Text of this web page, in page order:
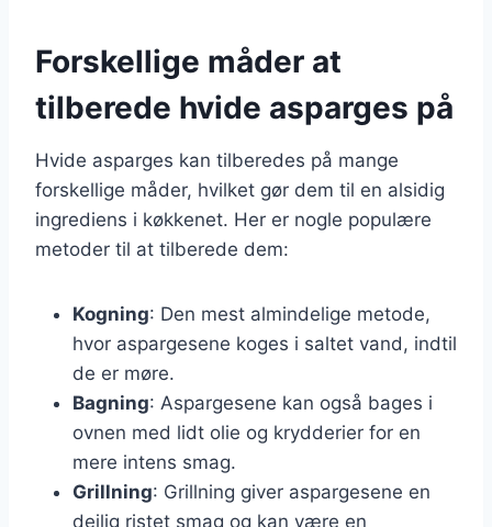
Forskellige måder at
tilberede hvide asparges på
Hvide asparges kan tilberedes på mange
forskellige måder, hvilket gør dem til en alsidig
ingrediens i køkkenet. Her er nogle populære
metoder til at tilberede dem:
Kogning: Den mest almindelige metode,
hvor aspargesene koges i saltet vand, indtil
de er møre.
Bagning: Aspargesene kan også bages i
ovnen med lidt olie og krydderier for en
mere intens smag.
Grillning: Grillning giver aspargesene en
dejlig ristet smag og kan være en